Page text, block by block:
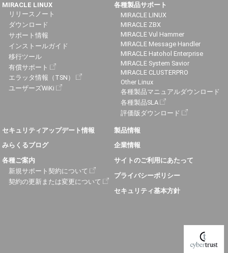
MIRACLE LINUX
リリースノート
ダウンロード
サポート情報
インストールガイド
移行ツール
有償サポート
エラッタ情報（TSN）
ユーザーズWiKi
各種製品サポート
MIRACLE LINUX
MIRACLE ZBX
MIRACLE Vul Hammer
MIRACLE Message Handler
MIRACLE Hatohol Enterprise
MIRACLE System Savior
MIRACLE CLUSTERPRO
Other Linux
各種製品マニュアルダウンロード
各種製品SLA
評価版ダウンロード
セキュリティアップデート情報
みらくるブログ
各種ご案内
新規サポート契約について
契約の更新または変更について
製品情報
企業情報
サイトのご利用にあたって
プライバシーポリシー
セキュリティ基本方針